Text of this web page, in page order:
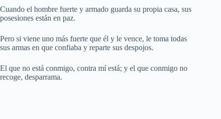
Cuando el hombre fuerte y armado guarda su propia casa, sus
posesiones están en paz.
Pero si viene uno más fuerte que él y le vence, le toma todas
sus armas en que confiaba y reparte sus despojos.
El que no está conmigo, contra mí está; y el que conmigo no
recoge, desparrama.